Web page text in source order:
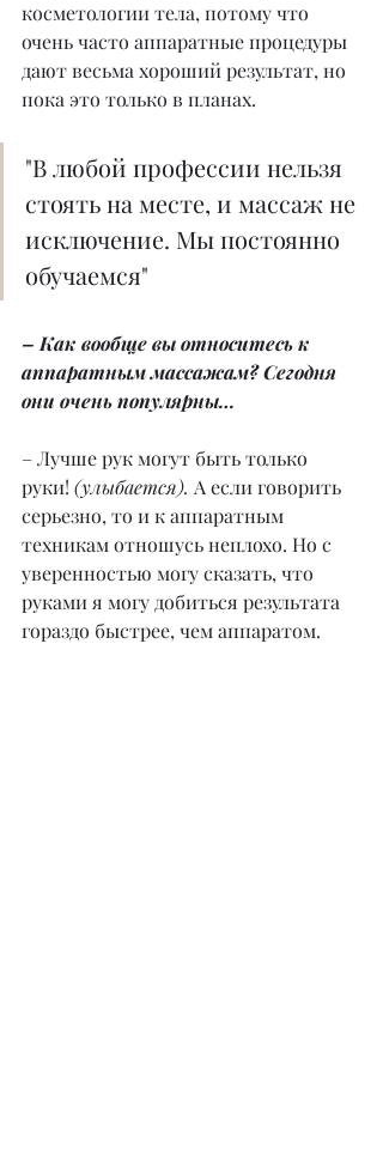
косметологии тела, потому что
очень часто аппаратные процедуры
дают весьма хороший результат, но
пока это только в планах.
"В любой профессии нельзя
стоять на месте, и массаж не
исключение. Мы постоянно
обучаемся"
– Как вообще вы относитесь к
аппаратным массажам? Сегодня
они очень популярны…
– Лучше рук могут быть только
руки! (улыбается). А если говорить
серьезно, то и к аппаратным
техникам отношусь неплохо. Но с
уверенностью могу сказать, что
руками я могу добиться результата
гораздо быстрее, чем аппаратом.